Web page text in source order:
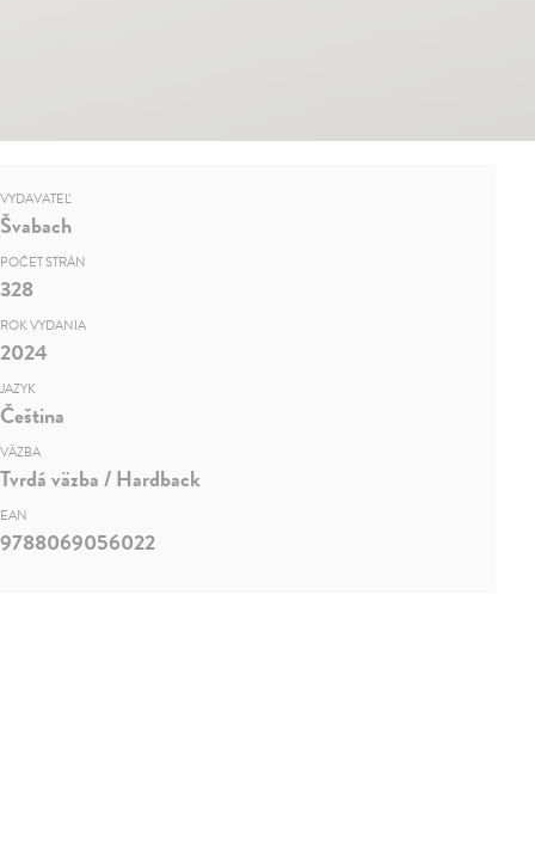
VYDAVATEĽ
Švabach
POČET STRÁN
328
ROK VYDANIA
2024
JAZYK
Čeština
VÄZBA
Tvrdá väzba / Hardback
EAN
9788069056022